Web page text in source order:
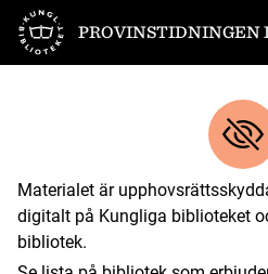
Till startsidan
PROVINSTIDNINGEN
Materialet är
digitalt på Kungliga biblioteket
bibliotek.